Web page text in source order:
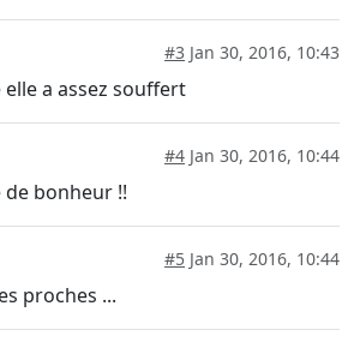
#3 Jan 30, 2016, 10:43
a assez souffert
#4 Jan 30, 2016, 10:44
de bonheur !!
#5 Jan 30, 2016, 10:44
proches ...